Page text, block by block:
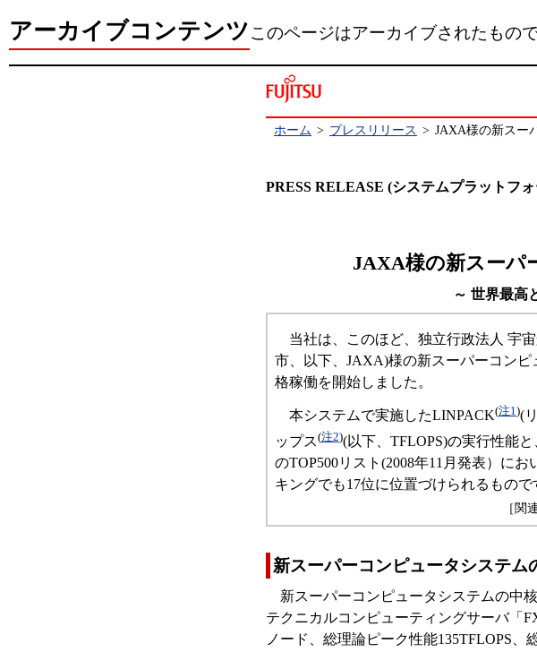
アーカイブコンテンツこのページはアーカイブされたもの
ホーム > プレスリリース > JAXA様の新スー
PRESS RELEASE (システムプラットフ
JAXA様の新スーパ
～ 世界最高
当社は、このほど、独立行政法人 宇
市、以下、JAXA)様の新スーパーコン
格稼働を開始しました。
本システムで実施したLINPACK(注1 )(
ップス(注2)(以下、TFLOPS)の実行性能
のTOP500リスト(2008年11月発表）に
キングでも17位に位置づけられるもので
［関
新スーパーコンピュータシステム
新スーパーコンピュータシステムの中
テクニカルコンピューティングサーバ「
ノード、総理論ピーク性能135TFLOPS、